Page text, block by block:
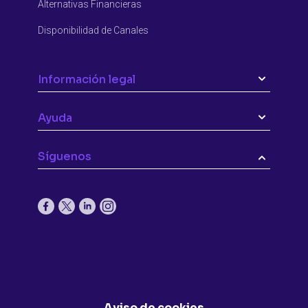
Alternativas Financieras
Disponibilidad de Canales
Información legal
Ayuda
Síguenos